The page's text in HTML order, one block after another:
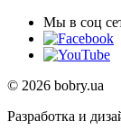
Мы в соц
© 2026 bobry.ua
Разработка и